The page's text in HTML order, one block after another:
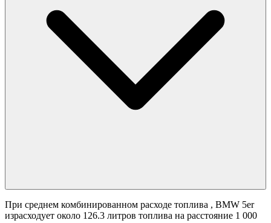
При среднем комбинированном расходе топлива , BMW 5er
израсходует около 126.3 литров топлива на расстояние 1 000